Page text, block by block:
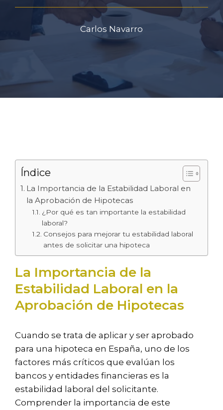
Carlos Navarro
Índice
La Importancia de la Estabilidad Laboral en
la Aprobación de Hipotecas
¿Por qué es tan importante la estabilidad
laboral?
Consejos para mejorar tu estabilidad laboral
antes de solicitar una hipoteca
La Importancia de la
Estabilidad Laboral en la
Aprobación de Hipotecas
Cuando se trata de aplicar y ser aprobado
para una hipoteca en España, uno de los
factores más críticos que evalúan los
bancos y entidades financieras es la
estabilidad laboral del solicitante.
Comprender la importancia de este